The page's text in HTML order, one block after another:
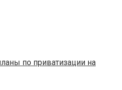
по приватизации на